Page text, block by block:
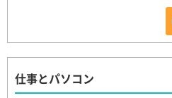
仕事とパソコン